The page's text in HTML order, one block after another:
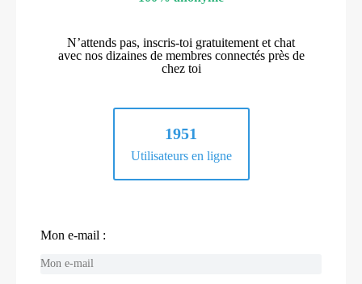
N’attends pas, inscris-toi gratuitement et chat
avec nos dizaines de membres connectés près de
chez toi
1951
Utilisateurs en ligne
Mon e-mail :